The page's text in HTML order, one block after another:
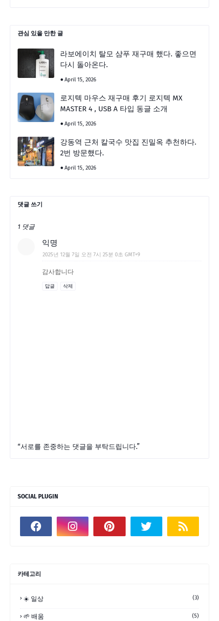
관심 있을 만한 글
라보에이치 탈모 샴푸 재구매 했다. 좋으면
다시 돌아온다.
April 15, 2026
로지텍 마우스 재구매 후기 로지텍 MX
MASTER 4 , USB A 타입 동글 소개
April 15, 2026
강동역 근처 칼국수 맛집 진밀옥 추천하다.
2번 방문했다.
April 15, 2026
댓글 쓰기
1 댓글
익명
2025년 12월 7일 오전 7시 25분 0초 GMT+9
감사합니다
답글 삭제
“서로를 존중하는 댓글을 부탁드립니다.”
SOCIAL PLUGIN
카테고리
☀️ 일상 (3)
🌱 배움 (5)